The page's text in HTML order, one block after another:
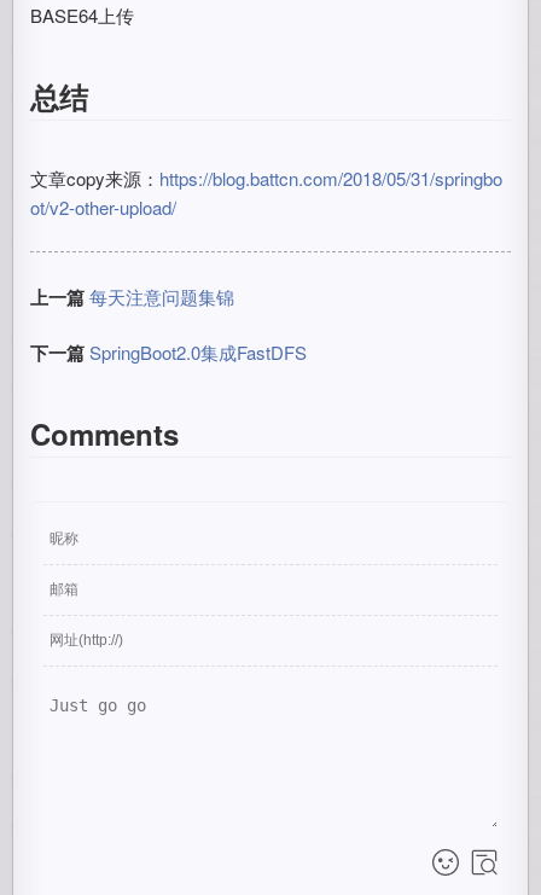
BASE64上传
总结
文章copy来源： https://blog.battcn.com/2018/05/31/springbo
ot/v2-other-upload/
上一篇 每天注意问题集锦
下一篇 SpringBoot2.0集成FastDFS
Comments